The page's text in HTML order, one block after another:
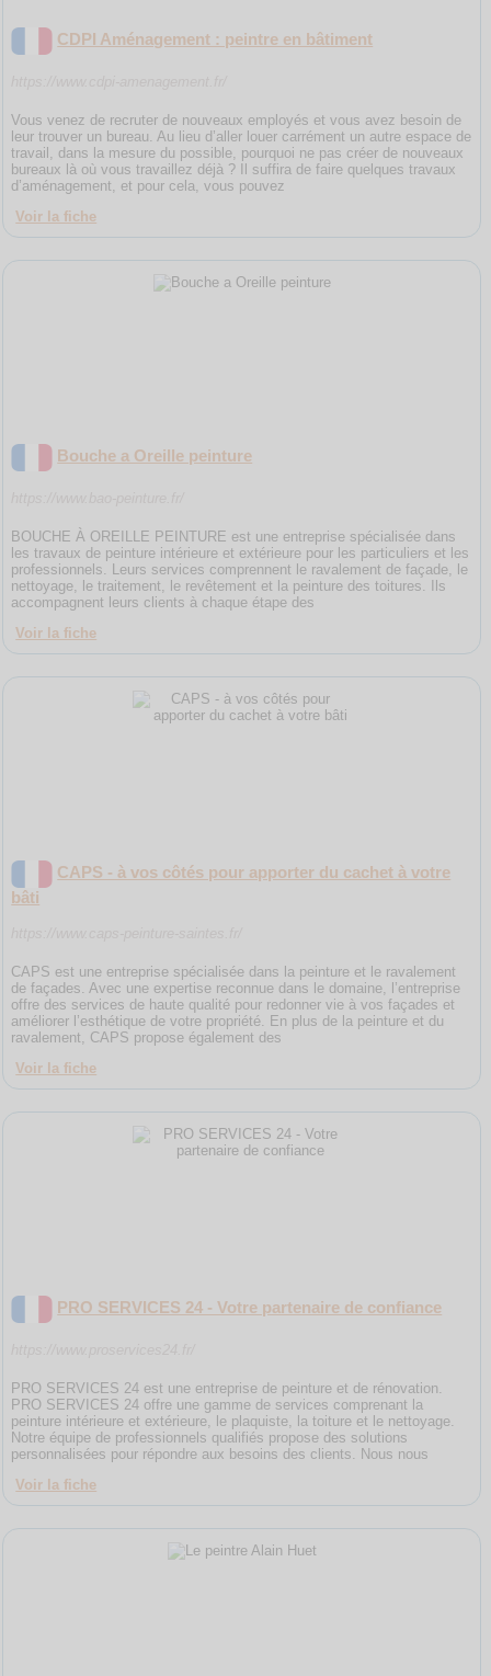
CDPI Aménagement : peintre en bâtiment
Vous venez de recruter de nouveaux employés et vous avez besoin de
leur trouver un bureau. Au lieu d’aller louer carrément un autre espace de
travail, dans la mesure du possible, pourquoi ne pas créer de nouveaux
bureaux là où vous travaillez déjà ? Il suffira de faire quelques travaux
d’aménagement, et pour cela, vous pouvez
Voir la fiche
Bouche a Oreille peinture
BOUCHE À OREILLE PEINTURE est une entreprise spécialisée dans
les travaux de peinture intérieure et extérieure pour les particuliers et les
professionnels. Leurs services comprennent le ravalement de façade, le
nettoyage, le traitement, le revêtement et la peinture des toitures. Ils
accompagnent leurs clients à chaque étape des
Voir la fiche
CAPS - à vos côtés pour apporter du cachet à votre
bâti
CAPS est une entreprise spécialisée dans la peinture et le ravalement
de façades. Avec une expertise reconnue dans le domaine, l’entreprise
offre des services de haute qualité pour redonner vie à vos façades et
améliorer l’esthétique de votre propriété. En plus de la peinture et du
ravalement, CAPS propose également des
Voir la fiche
PRO SERVICES 24 - Votre partenaire de confiance
PRO SERVICES 24 est une entreprise de peinture et de rénovation.
PRO SERVICES 24 offre une gamme de services comprenant la
peinture intérieure et extérieure, le plaquiste, la toiture et le nettoyage.
Notre équipe de professionnels qualifiés propose des solutions
personnalisées pour répondre aux besoins des clients. Nous nous
Voir la fiche